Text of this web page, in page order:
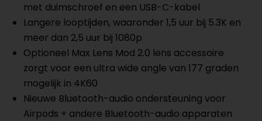
met duimschroef en een USB-C-kabel
Langere looptijden, waaronder 1,5 uur bij 5.3K en
meer dan 2,5 uur bij 1080p
Optioneel Max Lens Mod 2.0 lens accessoire
zorgt voor een ultra wide angle van 177 graden
mogelijk in 4K60
Nieuwe Bluetooth-audio ondersteuning voor
Airpods + andere Bluetooth-audio apparaten